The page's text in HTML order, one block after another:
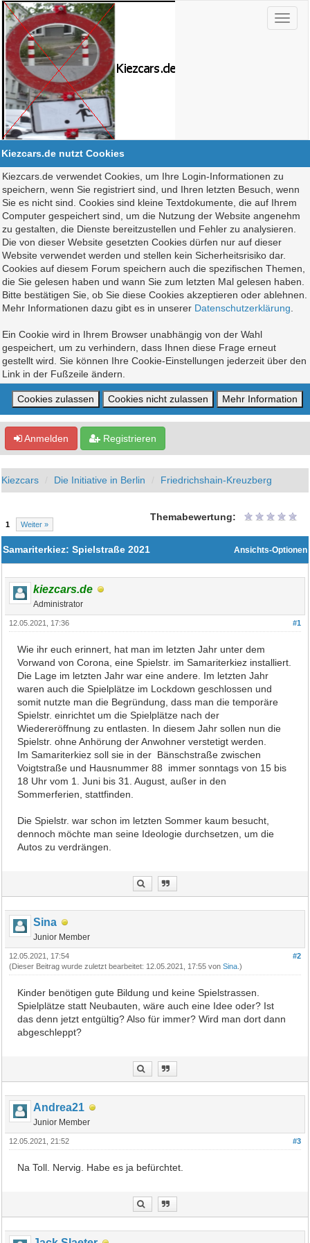
Kiezcars.de nutzt Cookies
Kiezcars.de verwendet Cookies, um Ihre Login-Informationen zu
speichern, wenn Sie registriert sind, und Ihren letzten Besuch, wenn
Sie es nicht sind. Cookies sind kleine Textdokumente, die auf Ihrem
Computer gespeichert sind, um die Nutzung der Website angenehm
zu gestalten, die Dienste bereitzustellen und Fehler zu analysieren.
Die von dieser Website gesetzten Cookies dürfen nur auf dieser
Website verwendet werden und stellen kein Sicherheitsrisiko dar.
Cookies auf diesem Forum speichern auch die spezifischen Themen,
die Sie gelesen haben und wann Sie zum letzten Mal gelesen haben.
Bitte bestätigen Sie, ob Sie diese Cookies akzeptieren oder ablehnen.
Mehr Informationen dazu gibt es in unserer Datenschutzerklärung
Ein Cookie wird in Ihrem Browser unabhängig von der Wahl
gespeichert, um zu verhindern, dass Ihnen diese Frage erneut
gestellt wird. Sie können Ihre Cookie-Einstellungen jederzeit über den
Link in der Fußzeile ändern.
Anmelden Registrieren
Kiezcars Die Initiative in Berlin Friedrichshain-Kreuzberg
1 Weiter »
Themabewertung:
Ansichts-Optionen
Samariterkiez: Spielstraße 2021
kiezcars.de
Administrator
#1
12.05.2021, 17:36
Wie ihr euch erinnert, hat man im letzten Jahr unter dem
Vorwand von Corona, eine Spielstr. im Samariterkiez installiert.
Die Lage im letzten Jahr war eine andere. Im letzten Jahr
waren auch die Spielplätze im Lockdown geschlossen und
somit nutzte man die Begründung, dass man die temporäre
Spielstr. einrichtet um die Spielplätze nach der
Wiedereröffnung zu entlasten. In diesem Jahr sollen nun die
Spielstr. ohne Anhörung der Anwohner verstetigt werden.
Im Samariterkiez soll sie in der Bänschstraße zwischen
Voigtstraße und Hausnummer 88 immer sonntags von 15 bis
18 Uhr vom 1. Juni bis 31. August, außer in den
Sommerferien, stattfinden.
Die Spielstr. war schon im letzten Sommer kaum besucht,
dennoch möchte man seine Ideologie durchsetzen, um die
Autos zu verdrängen.
Sina
Junior Member
#2
12.05.2021, 17:54
(Dieser Beitrag wurde zuletzt bearbeitet: 12.05.2021, 17:55 vonSina .)
Kinder benötigen gute Bildung und keine Spielstrassen.
Spielplätze statt Neubauten, wäre auch eine Idee oder? Ist
das denn jetzt entgültig? Also für immer? Wird man dort dann
abgeschleppt?
Andrea21
Junior Member
#3
12.05.2021, 21:52
Na Toll. Nervig. Habe es ja befürchtet.